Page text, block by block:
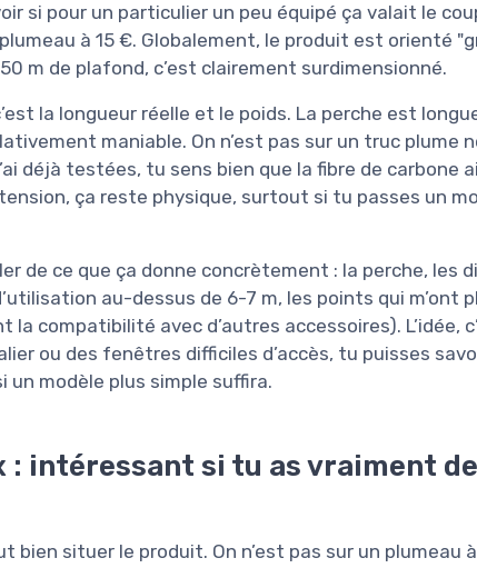
si pour un particulier un peu équipé ça valait le
plumeau à 15 €. Globalement, le produit est orienté
m de plafond, c’est clairement surdimensionné.
la longueur réelle et le poids. La perche est
maniable. On n’est pas sur un truc plume
déjà testées, tu sens bien que la fibre de carbone
ça reste physique, surtout si tu passes un
de ce que ça donne concrètement : la perche, les
au-dessus de 6-7 m, les points qui m’ont
compatibilité avec d’autres accessoires). L’idée,
ou des fenêtres difficiles d’accès, tu puisses
un modèle plus simple suffira.
intéressant si tu as vraiment de
situer le produit. On n’est pas sur un plumeau à